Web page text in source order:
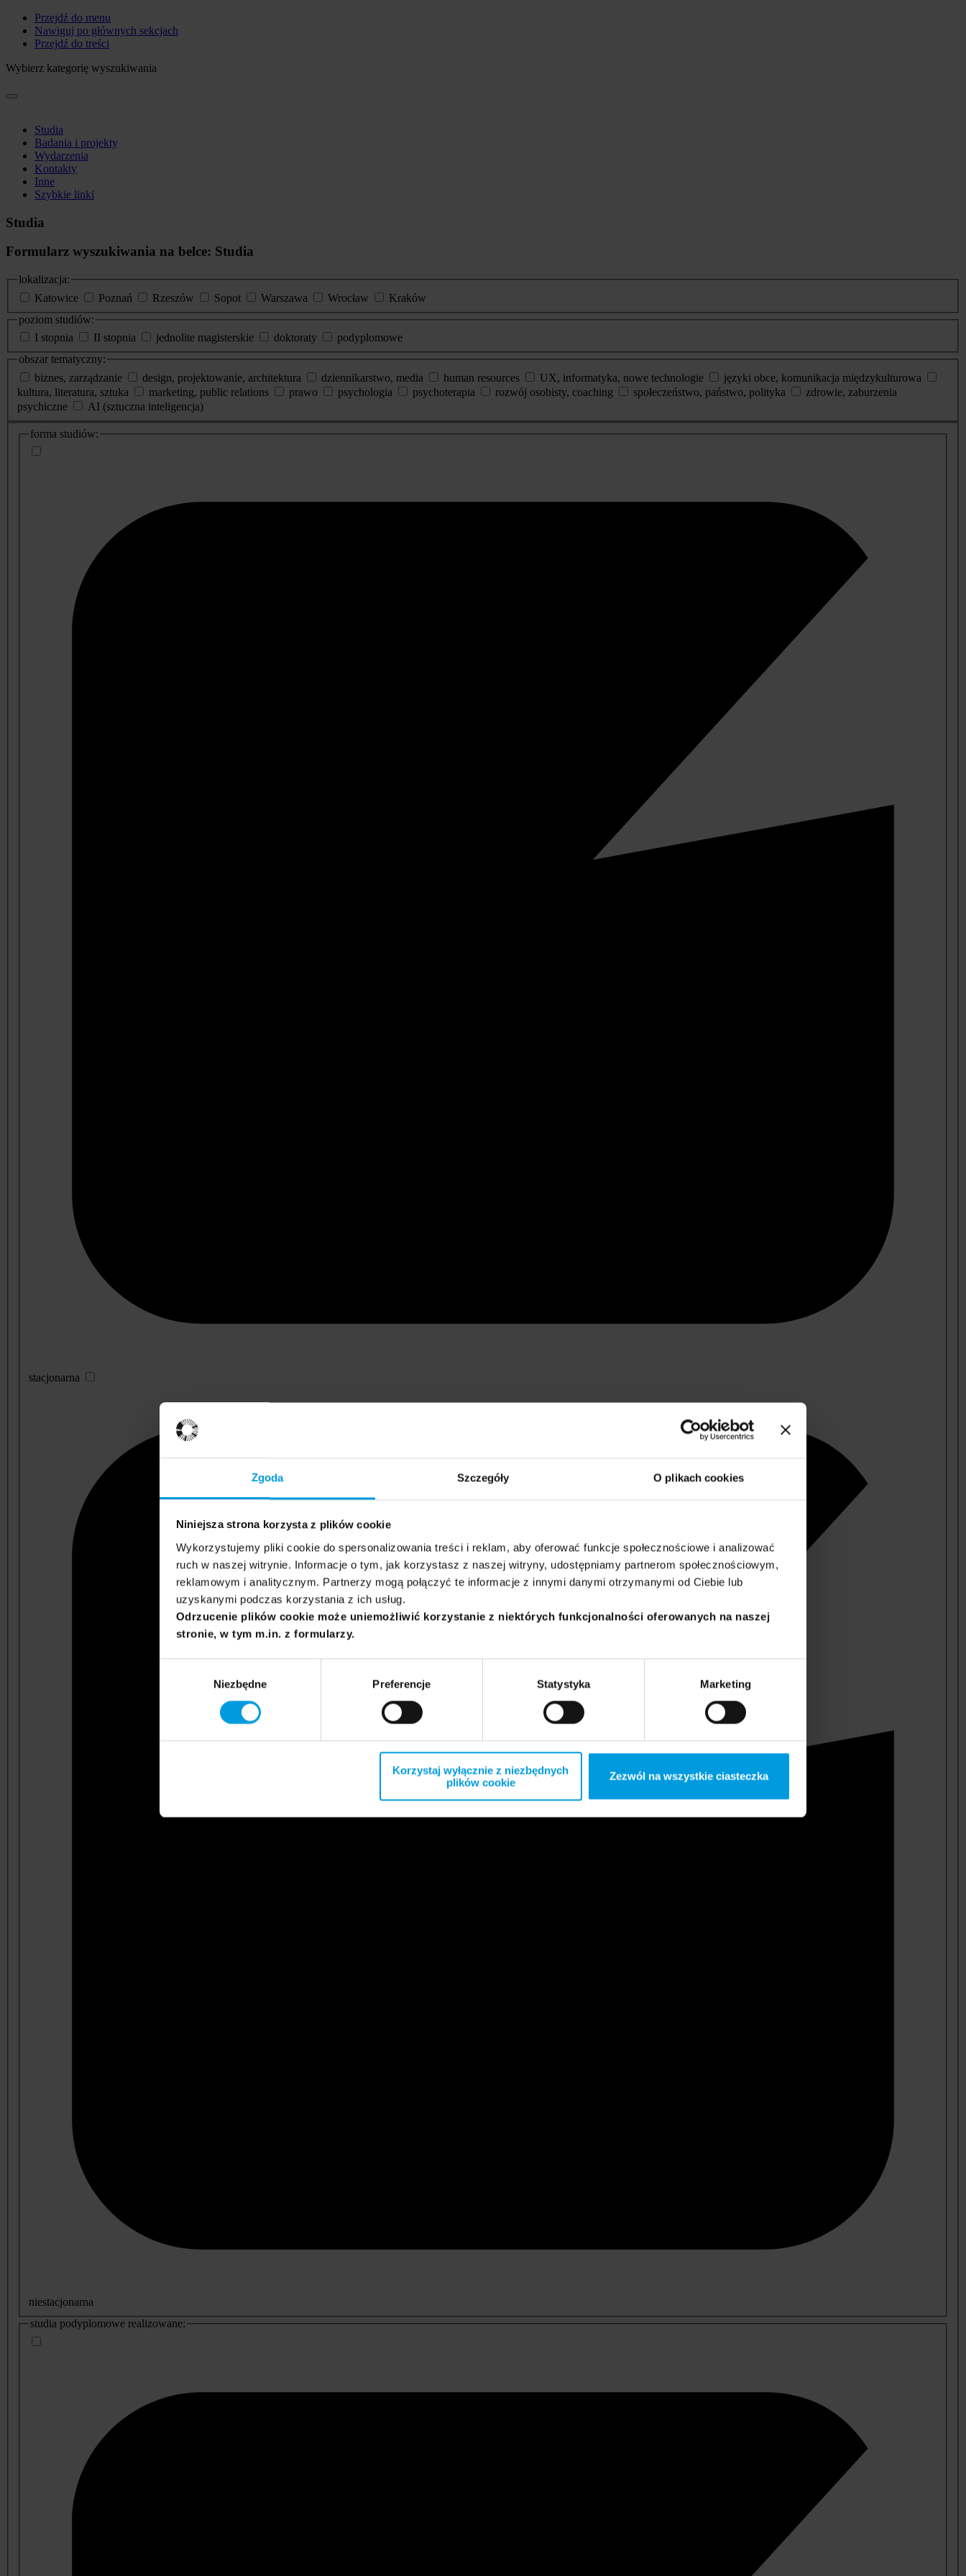
Zgoda Szczegóły O plikach cookies
Niniejsza strona korzysta z plików cookie
Wykorzystujemy pliki cookie do spersonalizowania treści i reklam, aby oferować funkcje społecznościowe i analizować
ruch w naszej witrynie. Informacje o tym, jak korzystasz z naszej witryny, udostępniamy partnerom społecznościowym,
reklamowym i analitycznym. Partnerzy mogą połączyć te informacje z innymi danymi otrzymanymi od Ciebie lub
uzyskanymi podczas korzystania z ich usług.
Odrzucenie plików cookie może uniemożliwić korzystanie z niektórych funkcjonalności oferowanych na naszej
stronie, w tym m.in. z formularzy.
Niezbędne Preferencje Statystyka Marketing
Korzystaj wyłącznie z niezbędnych
plików cookie
Zezwól na wszystkie ciasteczka
Przejdź do menu
Nawiguj po głównych sekcjach
Przejdź do treści
Wybierz kategorię wyszukiwania
Studia
Badania i projekty
Wydarzenia
Kontakty
Inne
Szybkie linki
Studia
Formularz wyszukiwania na belce: Studia
lokalizacja:
Katowice
Poznań Rzeszów Sopot Warszawa Wrocław
Kraków
poziom studiów:
I stopnia
II stopnia jednolite magisterskie doktoraty
podyplomowe
obszar tematyczny:
biznes, zarządzanie
design, projektowanie, architektura dziennikarstwo, media human resources UX, informatyka, nowe technologie
języki obce, komunikacja międzykulturowa
kultura, literatura, sztuka
marketing, public relations prawo psychologia psychoterapia rozwój osobisty, coaching społeczeństwo, państwo, polityka
zdrowie, zaburzenia
psychiczne
AI (sztuczna inteligencja)
dodatkowe
informacje
forma studiów:
stacjonarna
niestacjonarna
studia podyplomowe realizowane: